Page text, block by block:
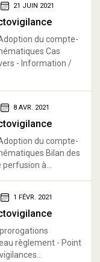
21 JUIN 2021
du compte-
Cas
- Information /
8 AVR. 2021
du compte-
Bilan des
à...
1 FÉVR. 2021
règlement - Point